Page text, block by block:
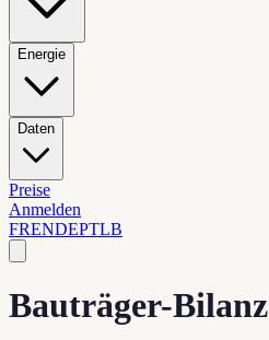
Energie
Daten
Preise
Anmelden
FRENDEPTLB
Bauträger-Bilanz